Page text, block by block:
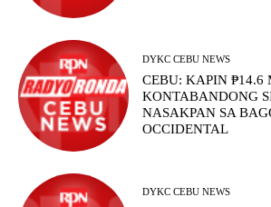
DYKC CEBU NEWS
CEBU: KAPIN ₱14.6
KONTABANDONG
NASAKPAN SA
OCCIDENTAL
DYKC CEBU NEWS